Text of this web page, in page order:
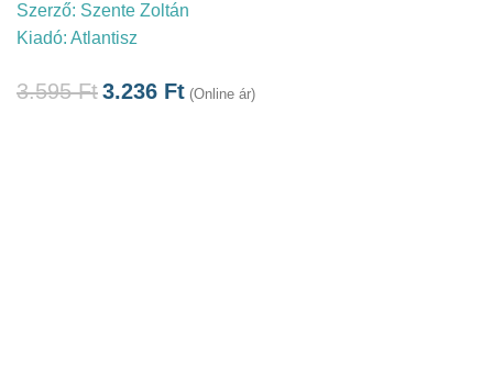
Szerző: Szente Zoltán
Kiadó: Atlantisz
3.595Ft3.236 Ft (Online ár)